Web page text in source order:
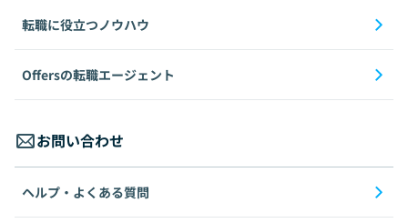
転職に役立つノウハウ
Offersの転職エージェント
お問い合わせ
ヘルプ・よくある質問